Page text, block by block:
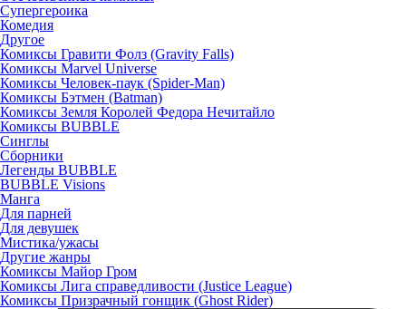
Супергероика
Комедия
Другое
Комиксы Гравити Фолз (Gravity Falls)
Комиксы Marvel Universe
Комиксы Человек-паук (Spider-Man)
Комиксы Бэтмен (Batman)
Комиксы Земля Королей Федора Нечитайло
Комиксы BUBBLE
Синглы
Сборники
Легенды BUBBLE
BUBBLE Visions
Манга
Для парней
Для девушек
Мистика/ужасы
Другие жанры
Комиксы Майор Гром
Комиксы Лига справедливости (Justice League)
Комиксы Призрачный гонщик (Ghost Rider)